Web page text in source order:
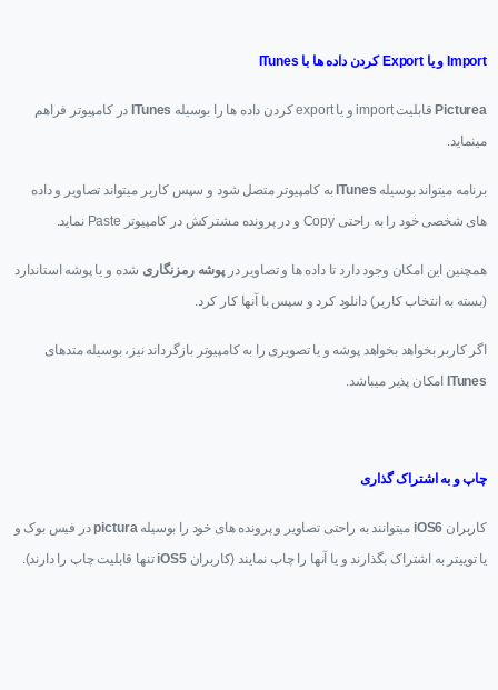
Import و یا Export کردن داده ها با ITunes
Pictureaقابلیت import و یا export کردن داده ها را بوسیله ITunesدر کامپیوتر فراهم
مینماید.
برنامه میتواند بوسیله ITunesبه کامپیوتر متصل شود و سپس کاربر میتواند تصاویر و داده
های شخصی خود را به راحتی Copy و در پرونده مشترکش در کامپیوتر Paste نماید.
همچنین این امکان وجود دارد تا داده ها و تصاویر در پوشه رمزنگاری شده و یا پوشه استاندارد
(بسته به انتخاب کاربر) دانلود کرد و سپس با آنها کار کرد.
اگر کاربر بخواهد بخواهد پوشه و یا تصویری را به کامپیوتر بازگرداند نیز، بوسیله متدهای
ITunes امکان پذیر میباشد.
چاپ و به اشتراک گذاری
کاربران iOS6 میتوانند به راحتی تصاویر و پرونده های خود را بوسیله picturaدر فیس بوک و
یا توییتر به اشتراک بگذارند و یا آنها را چاپ نمایند (کاربرانiOS5 تنها قابلیت چاپ را دارند).